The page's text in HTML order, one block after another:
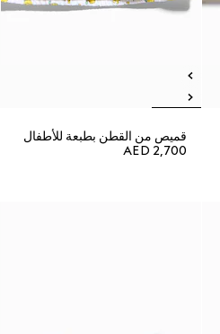
قميص من القطن بطبعة للأطفال
AED 2,700